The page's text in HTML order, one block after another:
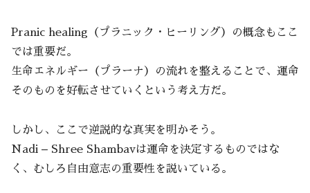
Pranic healing（プラニック・ヒーリング）の概念もここ
では重要だ。
生命エネルギー（プラーナ）の流れを整えることで、運命
そのものを好転させていくという考え方だ。
しかし、ここで逆説的な真実を明かそう。
Nadi – Shree Shambavは運命を決定するものではな
く、むしろ自由意志の重要性を説いている。